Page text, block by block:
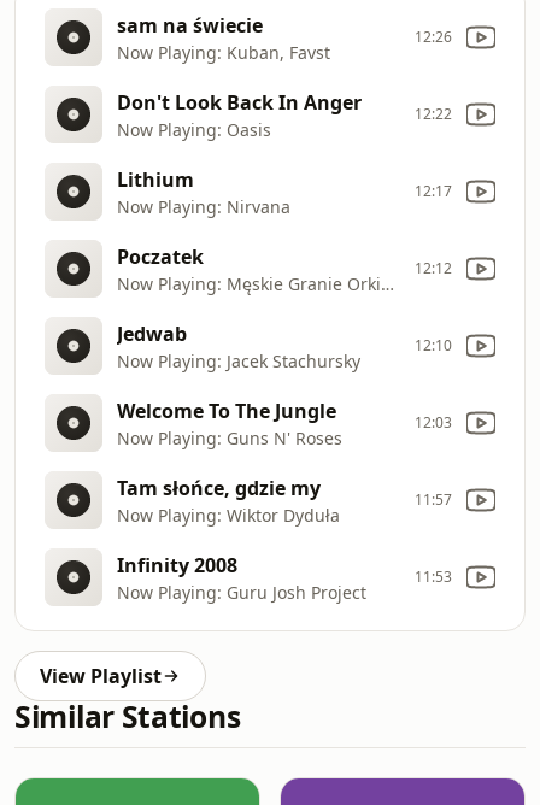
sam na świecie
Now Playing: Kuban, Favst
12:26
Don't Look Back In Anger
Now Playing: Oasis
12:22
Lithium
Now Playing: Nirvana
12:17
Poczatek
Now Playing: Męskie Granie Orkiestra
12:12
Jedwab
Now Playing: Jacek Stachursky
12:10
Welcome To The Jungle
Now Playing: Guns N' Roses
12:03
Tam słońce, gdzie my
Now Playing: Wiktor Dyduła
11:57
Infinity 2008
Now Playing: Guru Josh Project
11:53
View Playlist
Similar Stations